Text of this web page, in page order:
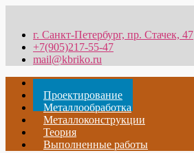
г. Санкт-Петербург, пр. Стачек, 47
+7(905)217-55-47
mail@kbriko.ru
Главная
Проектирование
Металлообработка
Металлоконструкции
Теория
Выполненные работы